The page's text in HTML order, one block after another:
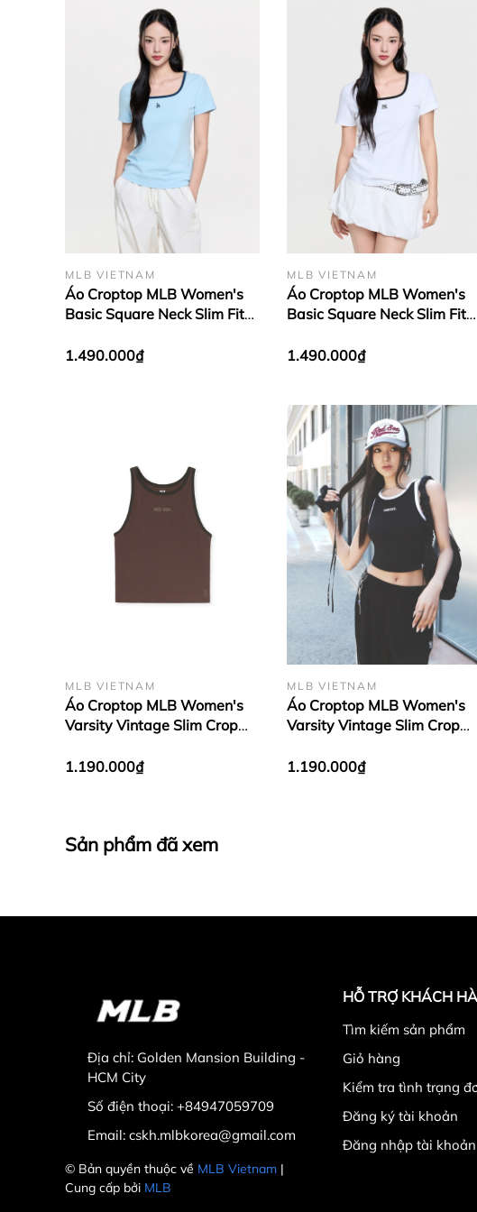
MLB VIETNAM
Áo Croptop MLB Women's
Basic Square Neck Slim Fit
Dodgers Blue
1.490.000₫
MLB VIETNAM
Áo Croptop MLB Women's
Basic Square Neck Slim Fit
York Yankees White
1.490.000₫
MLB VIETNAM
Áo Croptop MLB Women's
Varsity Vintage Slim Crop
Sox Brown
1.190.000₫
MLB VIETNAM
Áo Croptop MLB Women's
Varsity Vintage Slim Crop
Yankees Black
1.190.000₫
Sản phẩm đã xem
Địa chỉ: Golden Mansion Building -
HCM City
Số điện thoại: +84947059709
Email: cskh.mlbkorea@gmail.com
© Bản quyền thuộc về MLB Vietnam |
Cung cấp bởi MLB
HỖ TRỢ KHÁCH
Tìm kiếm sản phẩm
Giỏ hàng
Kiểm tra tình trạng
Đăng ký tài khoản
Đăng nhập tài khoản